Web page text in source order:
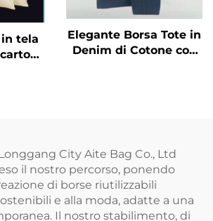
tela
Elegante Borsa Tote in
Denim di Cotone con
Come Regalo
City Aite Bag Co., Ltd
il nostro percorso, ponendo
di borse riutilizzabili
e alla moda, adatte a una
Il nostro stabilimento, di